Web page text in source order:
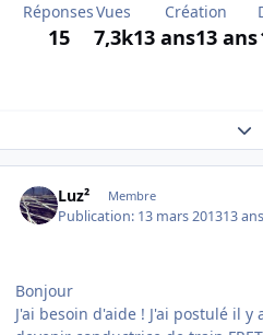
Réponses
15
Vues
7,3k
Création
13 ans13 ans
Luz² Membre
Publication: 13 mars 201313 ans
Bonjour
J'ai besoin d'aide ! J'ai postulé il